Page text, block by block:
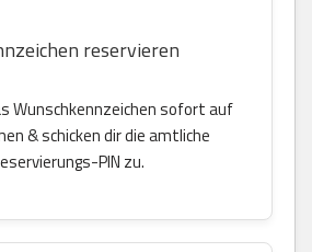
reservieren
Wunschkennzeichen sofort auf
& schicken dir die amtliche
PIN zu.